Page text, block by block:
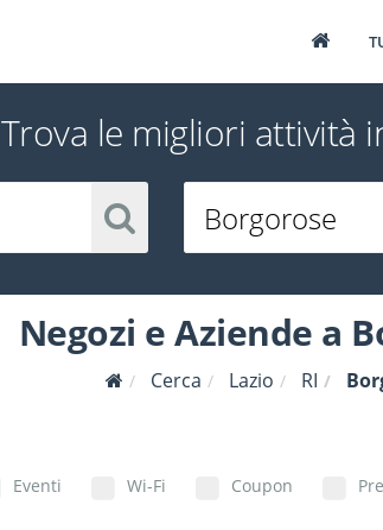
Trova le migliori attività
Negozi e Aziende a
Cerca Lazio RI
Eventi Wi-Fi Coupon